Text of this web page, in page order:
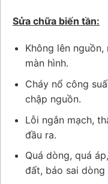
Sửa chữa biến tần:
Không lên
màn hình.
Cháy nổ công
chập nguồn.
Lỗi ngắn mạch,
đầu ra.
Quá dòng, quá
đất, báo sai dòng